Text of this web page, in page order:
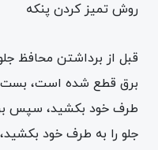
روش تمیز کردن پنکه
قبل از برداشتن محافظ
برق قطع شده است، بست
طرف خود بکشید، سپس
جلو را به طرف خود